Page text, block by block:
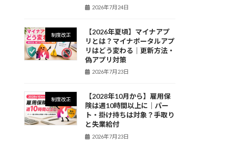
2026年7月24日
制度改正
【2026年夏頃】マイナアプ
リとは？マイナポータルアプ
リはどう変わる｜更新方法・
偽アプリ対策
2026年7月23日
制度改正
【2028年10月から】雇用保
険は週10時間以上に｜パー
ト・掛け持ちは対象？手取り
と失業給付
2026年7月23日